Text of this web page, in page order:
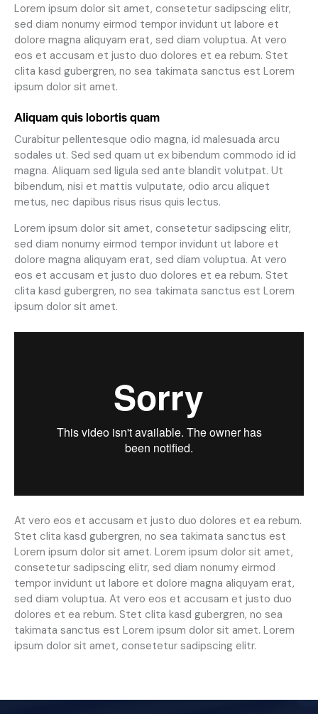
Lorem ipsum dolor sit amet, consetetur sadipscing elitr,
sed diam nonumy eirmod tempor invidunt ut labore et
dolore magna aliquyam erat, sed diam voluptua. At vero
eos et accusam et justo duo dolores et ea rebum. Stet
clita kasd gubergren, no sea takimata sanctus est Lorem
ipsum dolor sit amet.
Aliquam quis lobortis quam
Curabitur pellentesque odio magna, id malesuada arcu
sodales ut. Sed sed quam ut ex bibendum commodo id id
magna. Aliquam sed ligula sed ante blandit volutpat. Ut
bibendum, nisi et mattis vulputate, odio arcu aliquet
metus, nec dapibus risus risus quis lectus.
Lorem ipsum dolor sit amet, consetetur sadipscing elitr,
sed diam nonumy eirmod tempor invidunt ut labore et
dolore magna aliquyam erat, sed diam voluptua. At vero
eos et accusam et justo duo dolores et ea rebum. Stet
clita kasd gubergren, no sea takimata sanctus est Lorem
ipsum dolor sit amet.
At vero eos et accusam et justo duo dolores et ea rebum.
Stet clita kasd gubergren, no sea takimata sanctus est
Lorem ipsum dolor sit amet. Lorem ipsum dolor sit amet,
consetetur sadipscing elitr, sed diam nonumy eirmod
tempor invidunt ut labore et dolore magna aliquyam erat,
sed diam voluptua. At vero eos et accusam et justo duo
dolores et ea rebum. Stet clita kasd gubergren, no sea
takimata sanctus est Lorem ipsum dolor sit amet. Lorem
ipsum dolor sit amet, consetetur sadipscing elitr.